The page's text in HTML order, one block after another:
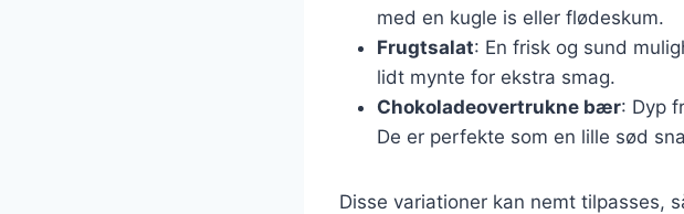
med en kugle is eller flødeskum.
Frugtsalat: En frisk og sund
lidt mynte for ekstra smag.
Chokoladeovertrukne bær: Dyp
De er perfekte som en lille sød
Disse variationer kan nemt